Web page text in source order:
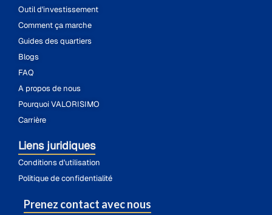
Outil d'investissement
Comment ça marche
Guides des quartiers
Blogs
FAQ
A propos de nous
Pourquoi VALORISIMO
Carrière
Liens juridiques
Conditions d'utilisation
Politique de confidentialité
Prenez contact avec nous